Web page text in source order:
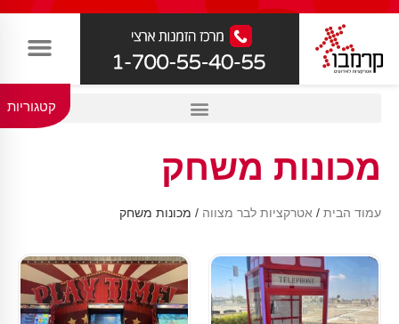
קטגוריות
מכונות משחק
עמוד הבית / אטרקציות לבר מצווה / מכונות משחק